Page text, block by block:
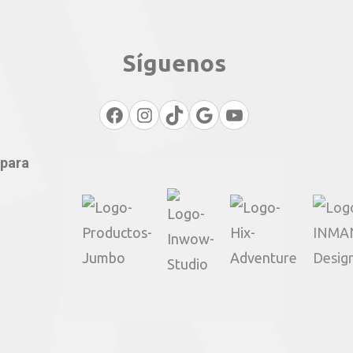
Síguenos
Facebook
Instagram
TikTok
GoogleYouTube